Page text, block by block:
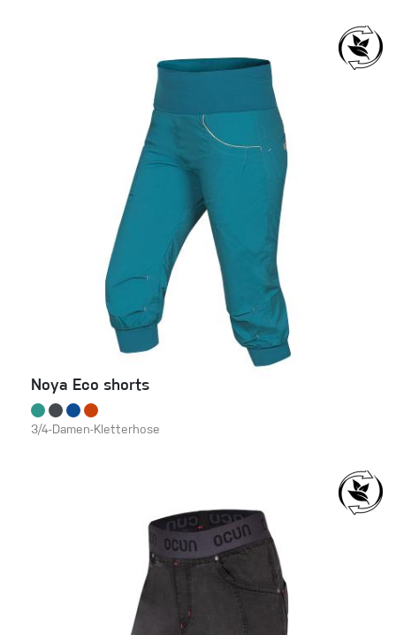
Noya Eco shorts
3/4-Damen-Kletterhose